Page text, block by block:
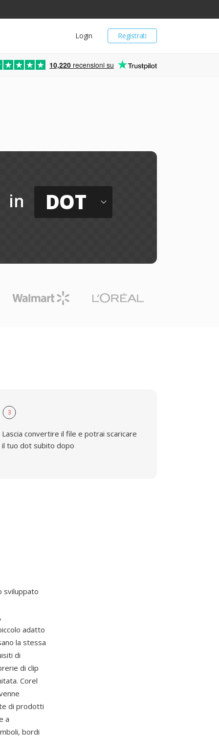
Registrati
Login
10,220 recensioni su
in DOT
3
Lascia convertire il file e potrai scaricare
il tuo dot subito dopo
sviluppato
adatto
la stessa
di
di clip
Corel
di prodotti
a
bordi